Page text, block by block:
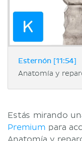
Esternón [11:54]
Anatomía y
Estás mirando
Premium para